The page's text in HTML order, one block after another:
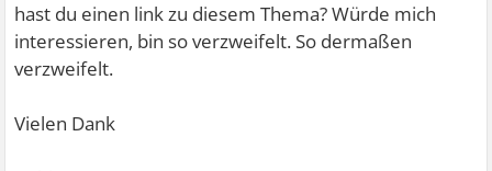
hast du einen link zu diesem Thema? Würde mich
interessieren, bin so verzweifelt. So dermaßen
verzweifelt.
Vielen Dank